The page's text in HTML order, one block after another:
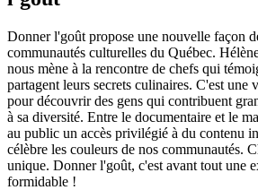
Donner l'goût propose une nouvelle façon
communautés culturelles du Québec.
nous mène à la rencontre de chefs qui
partagent leurs secrets culinaires. C'est une
pour découvrir des gens qui contribuent
à sa diversité. Entre le documentaire et le
au public un accès privilégié à du contenu
célèbre les couleurs de nos communautés.
unique. Donner l'goût, c'est avant tout une
formidable !